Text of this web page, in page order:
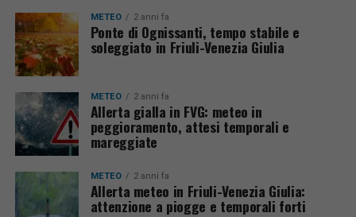
METEO 2 anni fa
Ponte di Ognissanti, tempo stabile e
soleggiato in Friuli-Venezia Giulia
METEO 2 anni fa
Allerta gialla in FVG: meteo in
peggioramento, attesi temporali e
mareggiate
METEO 2 anni fa
Allerta meteo in Friuli-Venezia Giulia:
attenzione a piogge e temporali forti